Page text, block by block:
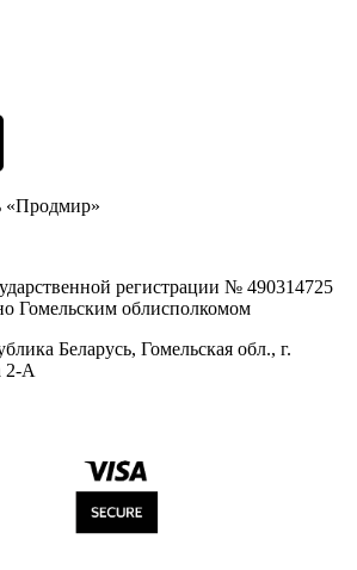
«Продмир»
регистрации № 490314725
Гомельским облисполкомом
Беларусь, Гомельская обл., г.
2-А